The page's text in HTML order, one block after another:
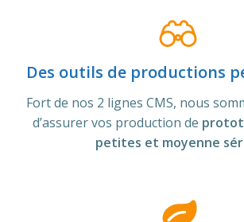
Des outils de productions
Fort de nos 2 lignes CMS, nous
d’assurer vos production de
petites et moyenne